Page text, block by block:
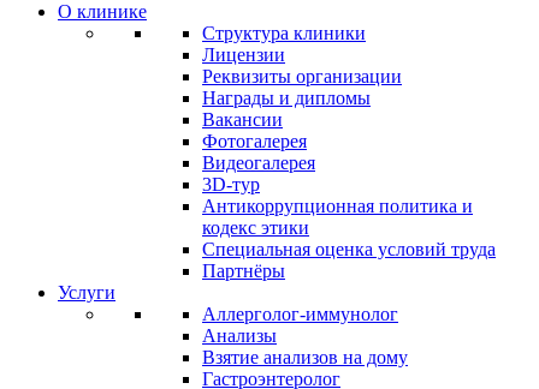
О клинике
Структура клиники
Лицензии
Реквизиты организации
Награды и дипломы
Вакансии
Фотогалерея
Видеогалерея
3D-тур
Антикоррупционная политика и
кодекс этики
Специальная оценка условий труда
Партнёры
Услуги
Аллерголог-иммунолог
Анализы
Взятие анализов на дому
Гастроэнтеролог